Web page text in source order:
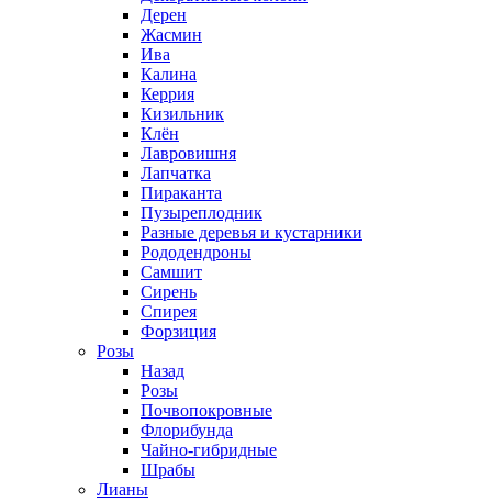
Дерен
Жасмин
Ива
Калина
Керрия
Кизильник
Клён
Лавровишня
Лапчатка
Пираканта
Пузыреплодник
Разные деревья и кустарники
Рододендроны
Самшит
Сирень
Спирея
Форзиция
Розы
Назад
Розы
Почвопокровные
Флорибунда
Чайно-гибридные
Шрабы
Лианы